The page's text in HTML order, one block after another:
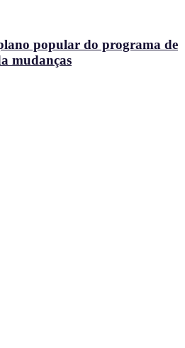
popular do programa de
mudanças